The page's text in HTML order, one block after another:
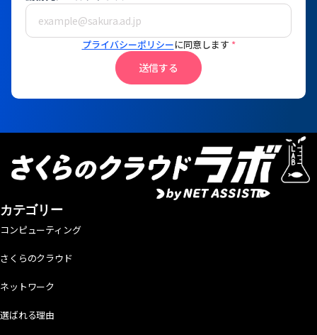
プライバシーポリシーに同意します *
送信する
カテゴリー
コンピューティング
さくらのクラウド
ネットワーク
選ばれる理由